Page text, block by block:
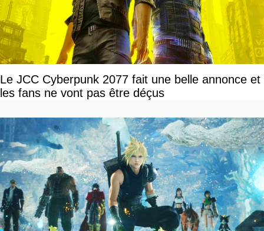
Le JCC Cyberpunk 2077 fait une belle annonce et
les fans ne vont pas être déçus